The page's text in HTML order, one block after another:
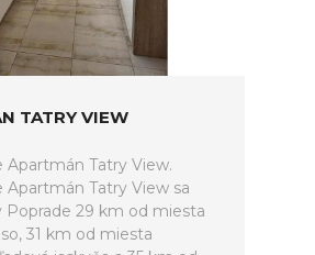
TATRY VIEW
Apartmán Tatry View.
Apartmán Tatry View sa
Poprade 29 km od miesta
31 km od miesta